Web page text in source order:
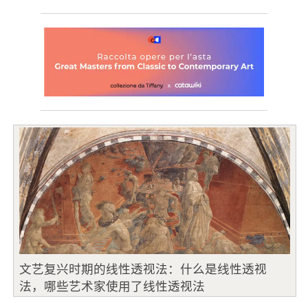
文艺复兴时期的线性透视法：什么是线性透视
法，哪些艺术家使用了线性透视法